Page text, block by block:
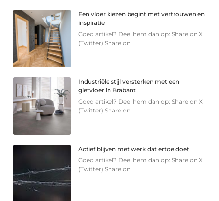
Een vloer kiezen begint met vertrouwen en
inspiratie
Goed artikel? Deel hem dan op: Share on X
(Twitter) Share on
Industriële stijl versterken met een
gietvloer in Brabant
Goed artikel? Deel hem dan op: Share on X
(Twitter) Share on
Actief blijven met werk dat ertoe doet
Goed artikel? Deel hem dan op: Share on X
(Twitter) Share on